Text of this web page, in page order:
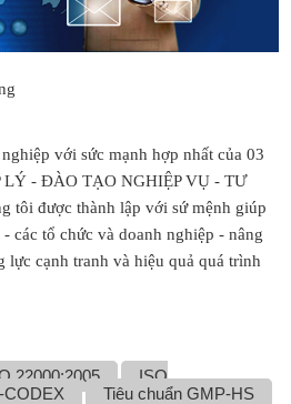
với sức mạnh hợp nhất của 03
- ĐÀO TẠO NGHIỆP VỤ - TƯ
tôi được thành lập với sứ mệnh giúp
các tổ chức và doanh nghiệp - nâng
lực cạnh tranh và hiệu quả quá trình
22000:2005
ISO
CODEX Tiêu chuẩn GMP-HS